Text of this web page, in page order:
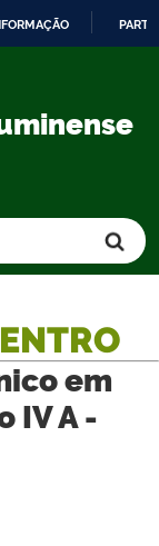
em
IV A -